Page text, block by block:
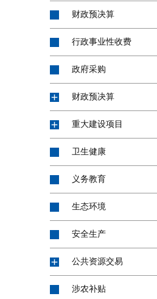
财政预决算
行政事业性收费
政府采购
财政预决算
重大建设项目
卫生健康
义务教育
生态环境
安全生产
公共资源交易
涉农补贴